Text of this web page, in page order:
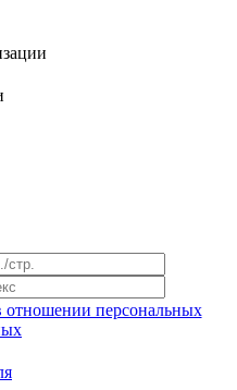
отношении персональных